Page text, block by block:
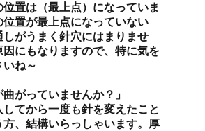
置は（最上点）になっていま
位置が最上点になっていない
しがうまく針穴にはまりませ
因にもなりますので、特に気を
いね～
がっていませんか？」
してから一度も針を変えたこと
方、結構いらっしゃいます。厚